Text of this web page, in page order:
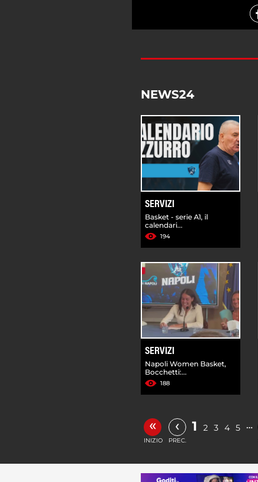
NEWS24
SERVIZI
Basket - serie A1, il
calendari...
194
SERVIZI
Napoli Women Basket,
Bocchetti:...
188
«
INIZIO
‹
PREC.
1 2 3 4 5 …